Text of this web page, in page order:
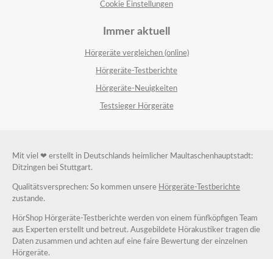
Cookie Einstellungen
Immer aktuell
Hörgeräte vergleichen (online)
Hörgeräte-Testberichte
Hörgeräte-Neuigkeiten
Testsieger Hörgeräte
Mit viel ❤ erstellt in Deutschlands heimlicher Maultaschenhauptstadt:
Ditzingen bei Stuttgart.
Qualitätsversprechen: So kommen unsere Hörgeräte-Testberichte
zustande.
HörShop Hörgeräte-Testberichte werden von einem fünfköpfigen Team
aus Experten erstellt und betreut. Ausgebildete Hörakustiker tragen die
Daten zusammen und achten auf eine faire Bewertung der einzelnen
Hörgeräte.